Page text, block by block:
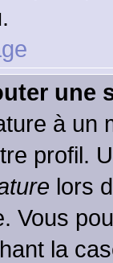
une
à un
profil.
lors
Vous
la